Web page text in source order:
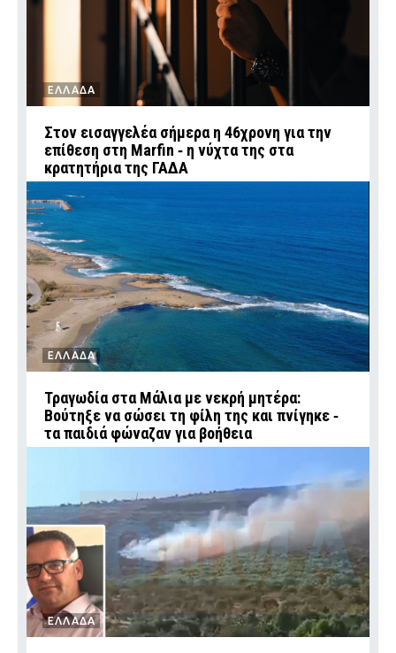
ΕΛΛΑΔΑ
Στον εισαγγελέα σήμερα η 46χρονη για την
επίθεση στη Marfin ‑ η νύχτα της στα
κρατητήρια της ΓΑΔΑ
ΕΛΛΑΔΑ
Τραγωδία στα Μάλια με νεκρή μητέρα:
Βούτηξε να σώσει τη φίλη της και πνίγηκε ‑
τα παιδιά φώναζαν για βοήθεια
ΕΛΛΑΔΑ